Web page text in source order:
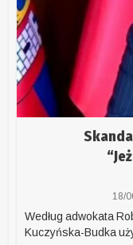
18/
Według adwokata
Kuczyńska-Budka